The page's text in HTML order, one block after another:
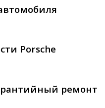
Porsche
ремонт